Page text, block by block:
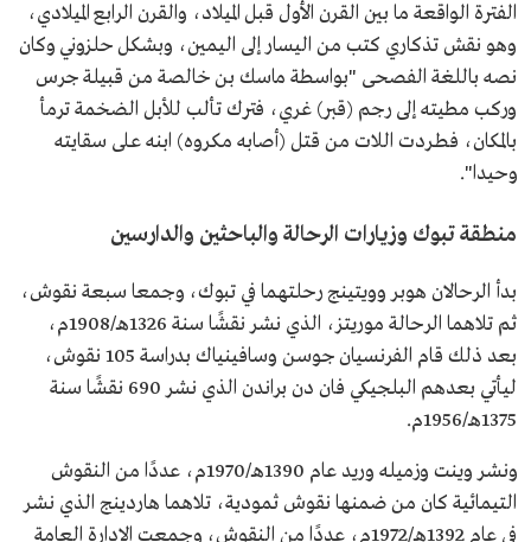
الفترة الواقعة ما بين القرن الأول قبل الميلاد، والقرن الرابع الميلادي،
وهو نقش تذكاري كتب من اليسار إلى اليمين، وبشكل حلزوني وكان
نصه باللغة الفصحى "بواسطة ماسك بن خالصة من قبيلة جرس
وركب مطيته إلى رجم (قبر) غري، فترك تألب للأبل الضخمة ترمأ
بالمكان، فطـردت اللات من قتل (أصابه مكروه) ابنه عـلى سقايته
وحيدا".
منطقة تبوك وزيارات الرحالة والباحثين والدارسين
بدأ الرحالان هوبر وويتينج رحلتهما في تبوك، وجمعا سبعة نقوش،
ثم تلاهما الرحالة موريتز، الذي نشر نقشًا سنة 1326هـ/1908م،
بعد ذلك قام الفرنسيان جوسن وسافينياك بدراسة 105 نقوش،
ليأتي بعدهم البلجيكي فان دن براندن الذي نشر 690 نقشًا سنة
1375هـ/1956م.
ونشر وينت وزميله وريد عام 1390هـ/1970م، عددًا من النقوش
التيمائية كان من ضمنها نقوش ثمودية، تلاهما هاردينج الذي نشر
في عام 1392هـ/1972م، عددًا من النقوش، وجمعت الإدارة العامة